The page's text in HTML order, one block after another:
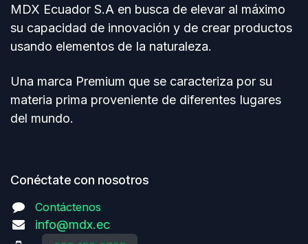
MDX Ecuador S.A en busca de elevar al máximo
su capacidad de innovación y de crear productos
usando elementos de Ia naturaleza.
Una marca Premium que se caracteriza por su
materia prima proveniente de diferentes Iugares
del mundo.
Conéctate con nosotros
Contáctenos
info@mdx.ec